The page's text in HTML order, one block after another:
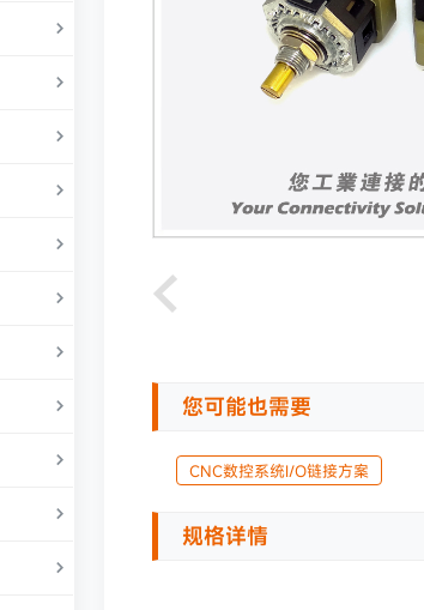











您可能也需要
CNC数控系统I/O链接方案
规格详情